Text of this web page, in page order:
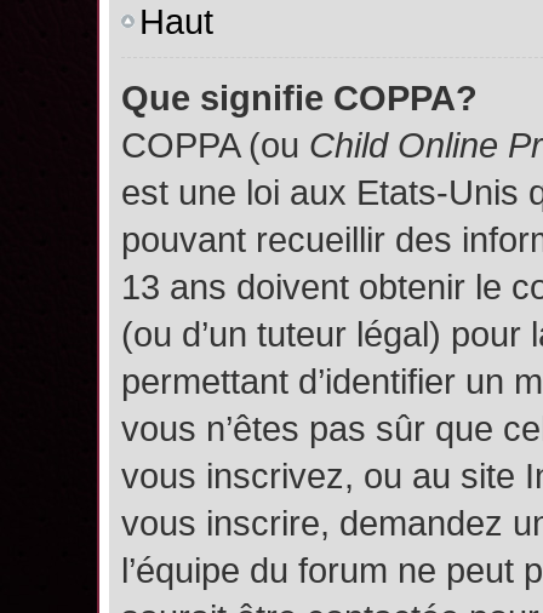
Haut
Que signifie COPPA?
COPPA (ou Child Online
est une loi aux Etats-Unis
pouvant recueillir des
13 ans doivent obtenir le
(ou d’un tuteur légal)
permettant d’identifier un
vous n’êtes pas sûr que
vous inscrivez, ou au site
vous inscrire, demandez
l’équipe du forum ne peut